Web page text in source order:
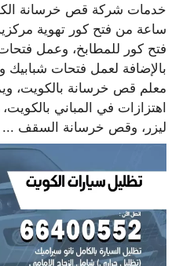
ساعة من فتح كور تهوية
فتح كور للمطابخ، وعمل
بالإضافة لعمل فتحات
معلم قص خرسانة بالكويت،
اهتزازات في المباني
ليزر، وقص خرسانة السقف ...